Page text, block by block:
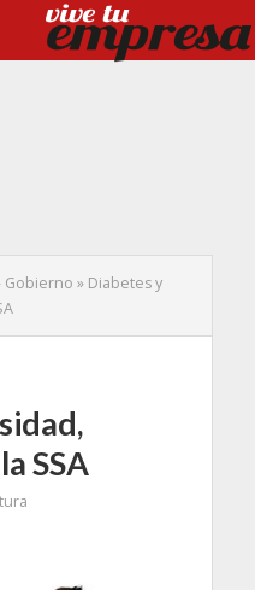
Gobierno » Diabetes y
SSA